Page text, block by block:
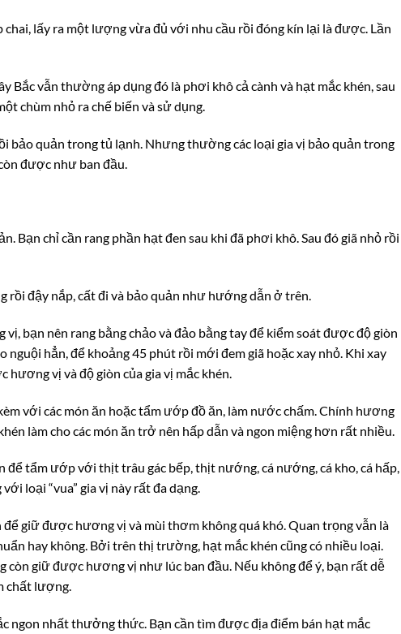
lấy ra một lượng vừa đủ với nhu cầu rồi đóng kín lại là được. Lần
Bắc vẫn thường áp dụng đó là phơi khô cả cành và hạt mắc khén, sau
chùm nhỏ ra chế biến và sử dụng.
bảo quản trong tủ lạnh. Nhưng thường các loại gia vị bảo quản trong
được như ban đầu.
Bạn chỉ cần rang phần hạt đen sau khi đã phơi khô. Sau đó giã nhỏ rồi
rồi đậy nắp, cất đi và bảo quản như hướng dẫn ở trên.
bạn nên rang bằng chảo và đảo bằng tay để kiểm soát được độ giòn
nguội hẳn, để khoảng 45 phút rồi mới đem giã hoặc xay nhỏ. Khi xay
vị và độ giòn của gia vị mắc khén.
với các món ăn hoặc tẩm ướp đồ ăn, làm nước chấm. Chính hương
làm cho các món ăn trở nên hấp dẫn và ngon miệng hơn rất nhiều.
để tẩm ướp với thịt trâu gác bếp, thịt nướng, cá nướng, cá kho, cá hấp,
loại “vua” gia vị này rất đa dạng.
để giữ được hương vị và mùi thơm không quá khó. Quan trọng vẫn là
hay không. Bởi trên thị trường, hạt mắc khén cũng có nhiều loại.
còn giữ được hương vị như lúc ban đầu. Nếu không để ý, bạn rất dễ
chất lượng.
ngon nhất thưởng thức. Bạn cần tìm được địa điểm bán hạt mắc